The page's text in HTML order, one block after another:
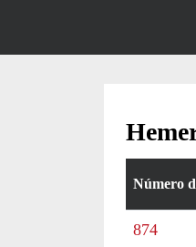
Número
Butlletí nº
874